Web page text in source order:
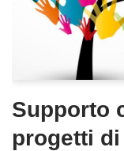
Supporto
progetti